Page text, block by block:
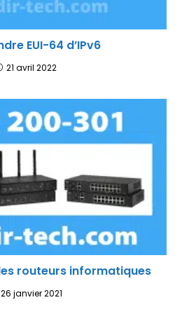
EUI-64 d’IPv6
21 avril 2022
routeurs informatiques
26 janvier 2021